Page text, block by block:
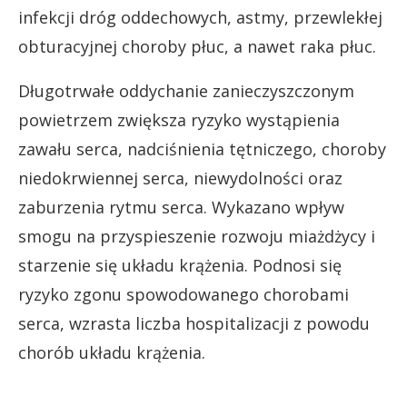
infekcji dróg oddechowych, astmy, przewlekłej
obturacyjnej choroby płuc, a nawet raka płuc.
Długotrwałe oddychanie zanieczyszczonym
powietrzem zwiększa ryzyko wystąpienia
zawału serca, nadciśnienia tętniczego, choroby
niedokrwiennej serca, niewydolności oraz
zaburzenia rytmu serca. Wykazano wpływ
smogu na przyspieszenie rozwoju miażdżycy i
starzenie się układu krążenia. Podnosi się
ryzyko zgonu spowodowanego chorobami
serca, wzrasta liczba hospitalizacji z powodu
chorób układu krążenia.